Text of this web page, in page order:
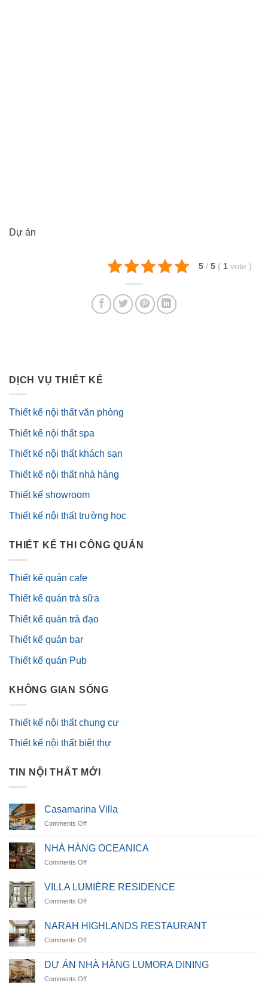
Dự án
5 / 5 ( 1 vote )
DỊCH VỤ THIẾT KẾ
Thiết kế nội thất văn phòng
Thiết kế nội thất spa
Thiết kế nội thất khách sạn
Thiết kế nội thất nhà hàng
Thiết kế showroom
Thiết kế nội thất trường học
THIẾT KẾ THI CÔNG QUÁN
Thiết kế quán cafe
Thiết kế quán trà sữa
Thiết kế quán trà đạo
Thiết kế quán bar
Thiết kế quán Pub
KHÔNG GIAN SỐNG
Thiết kế nội thất chung cư
Thiết kế nội thất biệt thự
TIN NỘI THẤT MỚI
Casamarina Villa
Comments Offon
NHÀ HÀNG OCEANICA
Comments Offon
HÀNG
OCEANICA
VILLA LUMIÈRE RESIDENCE
Comments Offon
RESIDENCE
NARAH HIGHLANDS RESTAURANT
Comments Offon
HIGHLANDS
RESTAURANT
DỰ ÁN NHÀ HÀNG LUMORA DINING
Comments Offon